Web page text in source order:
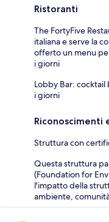
Ristoranti
The FortyFive
italiana e serve la
offerto un menu
i giorni
Lobby Bar:
i giorni
Riconoscimenti
Struttura con
Questa struttura
(Foundation for
l'impatto della
ambiente,